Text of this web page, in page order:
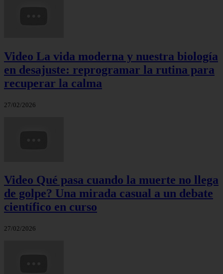
Video La vida moderna y nuestra biología
en desajuste: reprogramar la rutina para
recuperar la calma
27/02/2026
Video Qué pasa cuando la muerte no llega
de golpe? Una mirada casual a un debate
científico en curso
27/02/2026